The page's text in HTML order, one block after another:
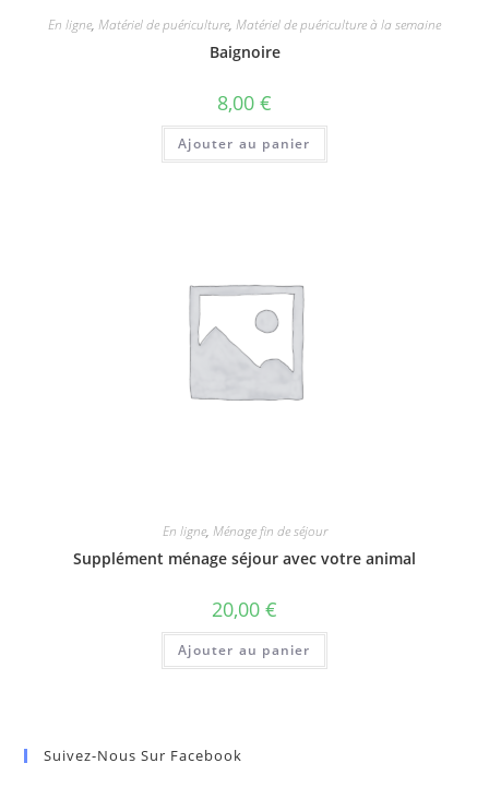
En ligne, Matériel de puériculture, Matériel de puériculture à la semaine
Baignoire
8,00 €
Ajouter au panier
En ligne, Ménage fin de séjour
Supplément ménage séjour avec votre animal
20,00 €
Ajouter au panier
Suivez-Nous Sur Facebook